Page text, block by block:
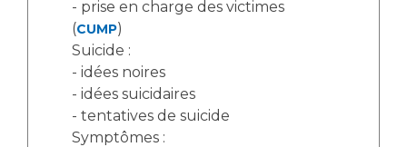
- prise en charge des victimes
(CUMP)
Suicide :
- idées noires
- idées suicidaires
- tentatives de suicide
Symptômes :